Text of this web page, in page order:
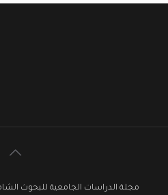
مجلة الدراسات الجامعية للبحوث